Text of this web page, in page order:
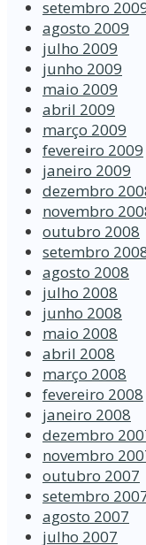
setembro
agosto 2009
julho 2009
junho 2009
maio 2009
abril 2009
março 2009
fevereiro 2009
janeiro 2009
dezembro
novembro
outubro 2008
setembro
agosto 2008
julho 2008
junho 2008
maio 2008
abril 2008
março 2008
fevereiro 2008
janeiro 2008
dezembro
novembro
outubro 2007
setembro
agosto 2007
julho 2007